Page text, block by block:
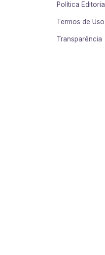
Política Editorial
Termos de Uso
Transparência